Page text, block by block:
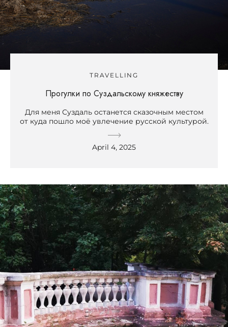
TRAVELLING
Прогулки по Суздальскому княжеству
Для меня Суздаль останется сказочным местом
от куда пошло моё увлечение русской культурой.
April 4, 2025